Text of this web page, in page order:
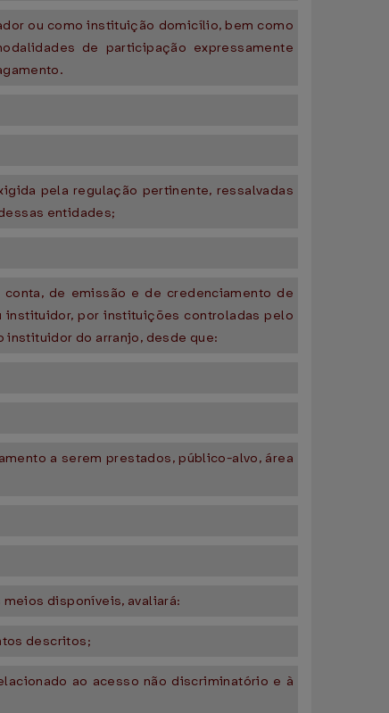
ou como instituição domicílio, bem como
de participação expressamente
pela regulação pertinente, ressalvadas
entidades;
de emissão e de credenciamento de
instituidor, por instituições controladas pelo
do arranjo, desde que:
a serem prestados, público-alvo, área
disponíveis, avaliará:
descritos;
ao acesso não discriminatório e à